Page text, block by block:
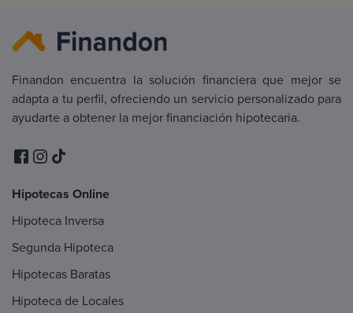
Finandon encuentra la solución financiera que mejor se
adapta a tu perfil, ofreciendo un servicio personalizado para
ayudarte a obtener la mejor financiación hipotecaria.
Hipotecas Online
Hipoteca Inversa
Segunda Hipoteca
Hipotecas Baratas
Hipoteca de Locales